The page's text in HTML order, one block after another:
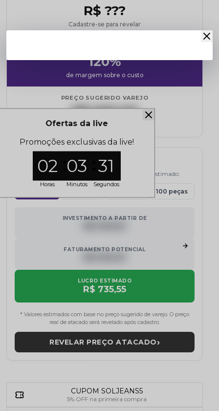
R$ ???
Cadastre-se para revelar
120%
de margem sobre o custo
PREÇO SUGERIDO VAREJO
R$ 000,00
Referência de mercado
Simulador de Lucro
Selecione a quantidade e veja o potencial de lucro estimado:
100 peças
INVESTIMENTO A PARTIR DE
FATURAMENTO POTENCIAL
LUCRO ESTIMADO
R$ 735,55
* Valores estimados com base no preço sugerido de varejo. O preço
real de atacado será revelado após cadastro.
REVELAR PREÇO ATACADO›
CUPOM SOLJEANS5
5% OFF na primeira compra
Ofertas da live
Promoções exclusivas da live!
02
Horas
03
Minutos
31
Segundos